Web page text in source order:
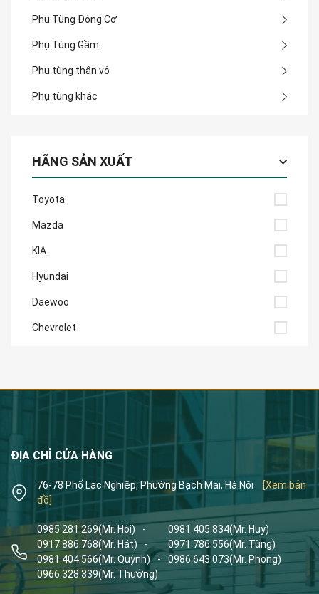
Phụ Tùng Động Cơ
Phụ Tùng Gầm
Phụ tùng thân vỏ
Phụ tùng khác
HÃNG SẢN XUẤT
Toyota
Mazda
KIA
Hyundai
Daewoo
Chevrolet
ĐỊA CHỈ CỬA HÀNG
76-78 Phố Lạc Nghiệp, Phường Bạch Mai, Hà Nội
[Xem bản
đồ]
0985.281.269(Mr. Hội) - 0981.405.834(Mr. Huy)
0917.886.768(Mr. Hát) - 0971.786.556(Mr. Tùng)
0981.404.566(Mr. Quỳnh) - 0986.643.073(Mr. Phong)
0966.328.339(Mr. Thưởng)